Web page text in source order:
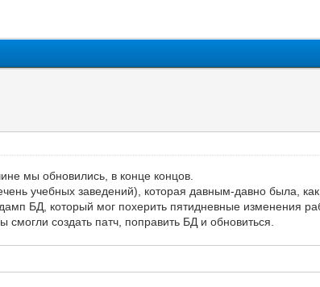
мы обновились, в конце концов.
учебных заведений), которая давным-давно была,
БД, который мог похерить пятидневные изменения
создать патч, поправить БД и обновиться.